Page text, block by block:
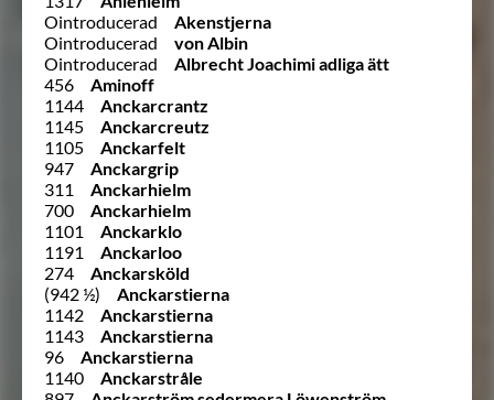
Ointroducerad
Akenstjerna
Ointroducerad
von Albin
Ointroducerad
Albrecht Joachimi adliga ätt
456
Aminoff
1144
Anckarcrantz
1145
Anckarcreutz
1105
Anckarfelt
947
Anckargrip
311
Anckarhielm
700
Anckarhielm
1101
Anckarklo
1191
Anckarloo
274
Anckarsköld
(942 ½)
Anckarstierna
1142
Anckarstierna
1143
Anckarstierna
96
Anckarstierna
1140
Anckarstråle